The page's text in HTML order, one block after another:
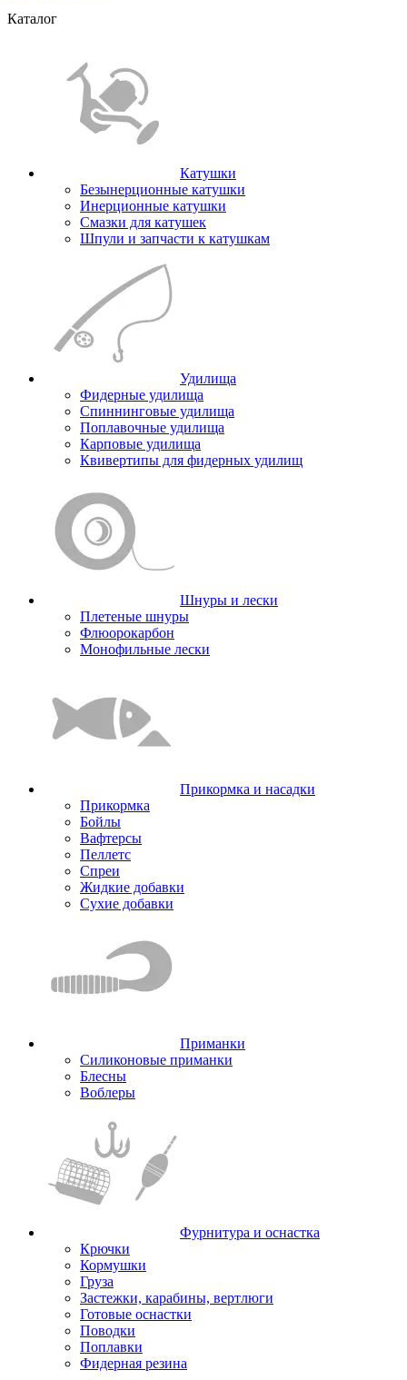
Каталог
Катушки
Безынерционные катушки
Инерционные катушки
Смазки для катушек
Шпули и запчасти к катушкам
Удилища
Фидерные удилища
Спиннинговые удилища
Поплавочные удилища
Карповые удилища
Квивертипы для фидерных удилищ
Шнуры и лески
Плетеные шнуры
Флюорокарбон
Монофильные лески
Прикормка и насадки
Прикормка
Бойлы
Вафтерсы
Пеллетс
Спреи
Жидкие добавки
Сухие добавки
Приманки
Силиконовые приманки
Блесны
Воблеры
Фурнитура и оснастка
Крючки
Кормушки
Груза
Застежки, карабины, вертлюги
Готовые оснастки
Поводки
Поплавки
Фидерная резина